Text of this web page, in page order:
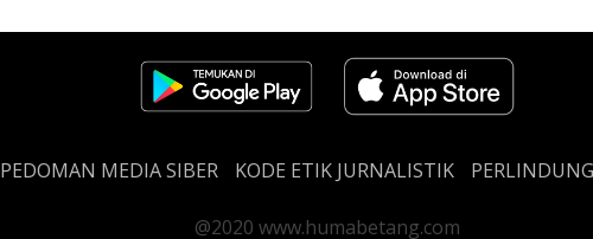
PEDOMAN MEDIA SIBER KODE ETIK JURNALISTIK
@2020 www.humabetang.com